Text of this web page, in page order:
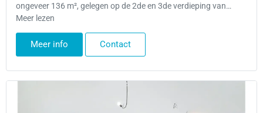
ongeveer 136 m², gelegen op de 2de en 3de verdieping van…
Meer lezen
Meer info Contact